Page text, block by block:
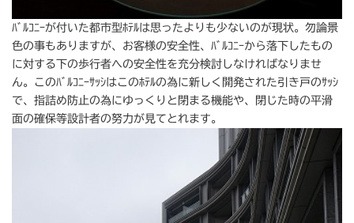
ﾊﾞﾙｺﾆｰが付いた都市型ﾎﾃﾙは思ったよりも少ないのが現状。勿論景
色の事もありますが、お客様の安全性、ﾊﾞﾙｺﾆｰから落下したもの
に対する下の歩行者への安全性を充分検討しなければなりませ
ん。このﾊﾞﾙｺﾆｰｻｯｼはこのﾎﾃﾙの為に新しく開発された引き戸のｻｯｼ
で、指詰め防止の為にゆっくりと閉まる機能や、閉じた時の平滑
面の確保等設計者の努力が見てとれます。